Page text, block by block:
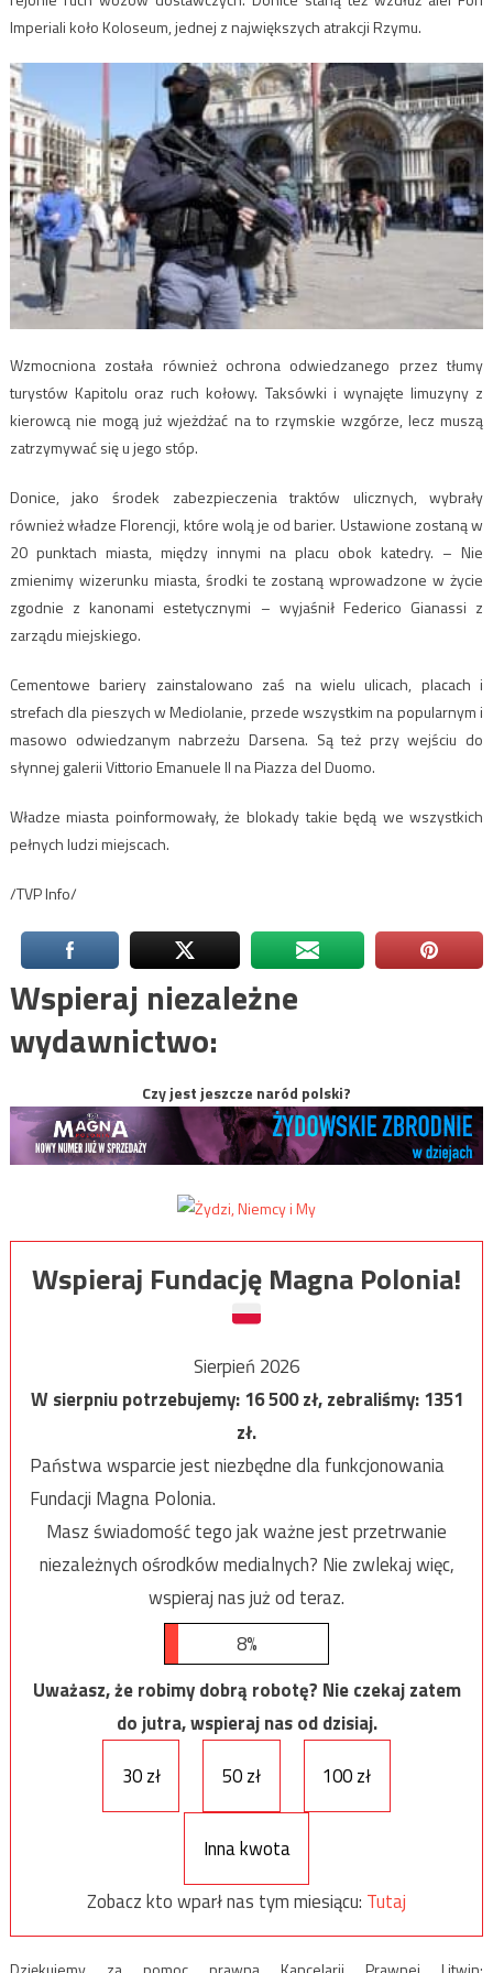
Imperiali koło Koloseum, jednej z największych atrakcji Rzymu.
Wzmocniona została również ochrona odwiedzanego przez tłumy
turystów Kapitolu oraz ruch kołowy. Taksówki i wynajęte limuzyny z
kierowcą nie mogą już wjeżdżać na to rzymskie wzgórze, lecz muszą
zatrzymywać się u jego stóp.
Donice, jako środek zabezpieczenia traktów ulicznych, wybrały
również władze Florencji, które wolą je od barier. Ustawione zostaną w
20 punktach miasta, między innymi na placu obok katedry. – Nie
zmienimy wizerunku miasta, środki te zostaną wprowadzone w życie
zgodnie z kanonami estetycznymi – wyjaśnił Federico Gianassi z
zarządu miejskiego.
Cementowe bariery zainstalowano zaś na wielu ulicach, placach i
strefach dla pieszych w Mediolanie, przede wszystkim na popularnym i
masowo odwiedzanym nabrzeżu Darsena. Są też przy wejściu do
słynnej galerii Vittorio Emanuele II na Piazza del Duomo.
Władze miasta poinformowały, że blokady takie będą we wszystkich
pełnych ludzi miejscach.
/TVP Info/
Wspieraj niezależne
wydawnictwo:
Czy jest jeszcze naród polski?
Wspieraj Fundację Magna Polonia!
Sierpień 2026
W sierpniu potrzebujemy:16 500zł, zebraliśmy:1351
zł.
Państwa wsparcie jest niezbędne dla funkcjonowania
Fundacji Magna Polonia.
Masz świadomość tego jak ważne jest przetrwanie
niezależnych ośrodków medialnych? Nie zwlekaj więc,
wspieraj nas już od teraz.
8%
Uważasz, że robimy dobrą robotę? Nie czekaj zatem
do jutra, wspieraj nas od dzisiaj.
30 zł
50 zł 100 zł
Inna kwota
Zobacz kto wparł nas tym miesiącu: Tutaj